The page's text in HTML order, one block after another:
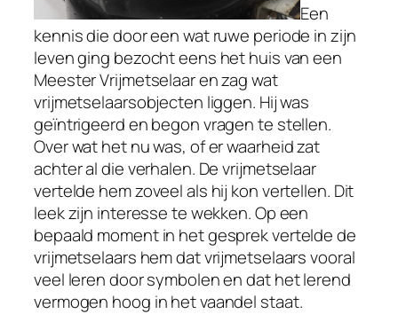
Een
kennis die door een wat ruwe periode in zijn
leven ging bezocht eens het huis van een
Meester Vrijmetselaar en zag wat
vrijmetselaarsobjecten liggen. Hij was
geïntrigeerd en begon vragen te stellen.
Over wat het nu was, of er waarheid zat
achter al die verhalen. De vrijmetselaar
vertelde hem zoveel als hij kon vertellen. Dit
leek zijn interesse te wekken. Op een
bepaald moment in het gesprek vertelde de
vrijmetselaars hem dat vrijmetselaars vooral
veel leren door symbolen en dat het lerend
vermogen hoog in het vaandel staat.